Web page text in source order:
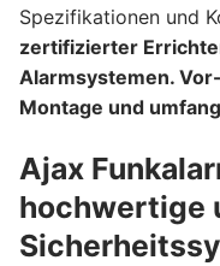
Spezifikationen und
zertifizierter
Alarmsystemen.
Montage und
Ajax
hochwertige